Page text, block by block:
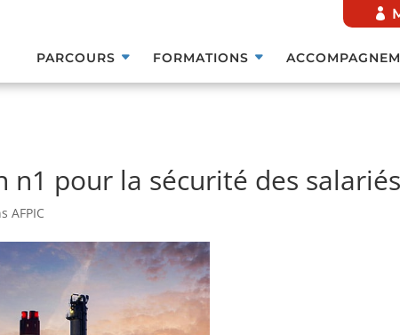
PARCOURS FORMATIONS
pour la sécurité des salariés
AFPIC